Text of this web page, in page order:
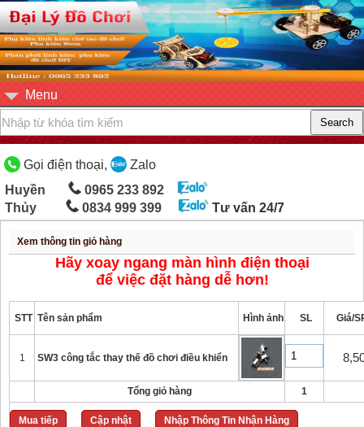
Menu
Gọi điện thoại,
Zalo
Huyền
0965 233 892
Thủy
0834 999 399 Tư vấn 24/7
Xem thông tin giỏ hàng
Hãy xoay ngang màn hình điện thoại
để việc đặt hàng dễ hơn!
STT Tên sản phẩm Hình ảnh SL Giá/
1 SW3 công tắc thay thế đồ chơi điều khiển
Tổng giỏ hàng 1
Mua tiếp Cập nhật Nhập Thông Tin Nhận Hàng